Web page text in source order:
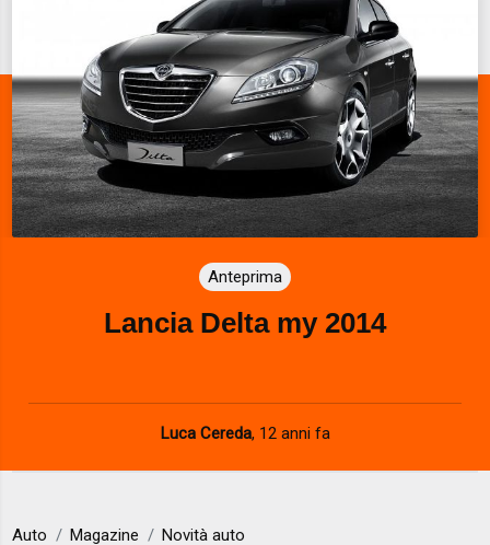
Anteprima
Lancia Delta my 2014
Luca Cereda, 12 anni fa
Auto Magazine Novità auto